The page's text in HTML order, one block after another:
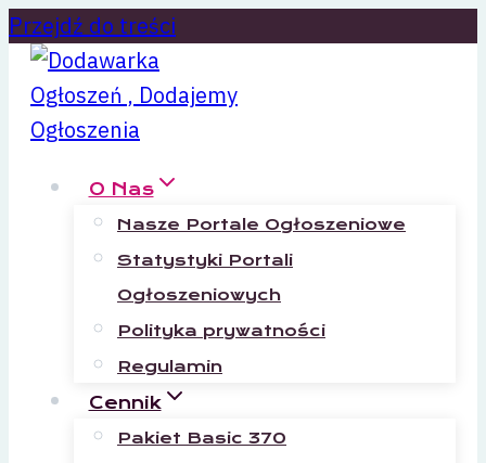
Przejdź do treści
O Nas
Nasze Portale Ogłoszeniowe
Statystyki Portali
Ogłoszeniowych
Polityka prywatności
Regulamin
Cennik
Pakiet Basic 370